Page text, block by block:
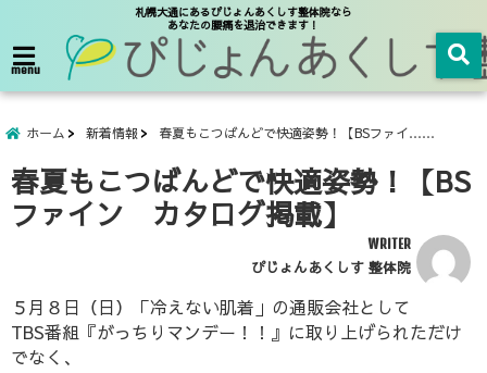
札幌大通にあるぴじょんあくしす整体院なら
あなたの腰痛を退治できます！
menu
ホーム 新着情報 春夏もこつばんどで快適姿勢！【BSファイ……
春夏もこつばんどで快適姿勢！【BS
ファイン カタログ掲載】
WRITER
ぴじょんあくしす 整体院
５月８日（日）「冷えない肌着」の通販会社として
TBS番組『がっちりマンデー！！』に取り上げられただけ
でなく、